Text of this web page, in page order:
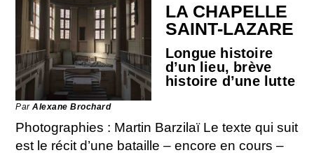
LA CHAPELLE
SAINT-LAZARE
Longue histoire
d’un lieu, brève
histoire d’une lutte
ParAlexane Brochard
Photographies : Martin Barzilaï Le texte qui suit
est le récit d’une bataille – encore en cours –